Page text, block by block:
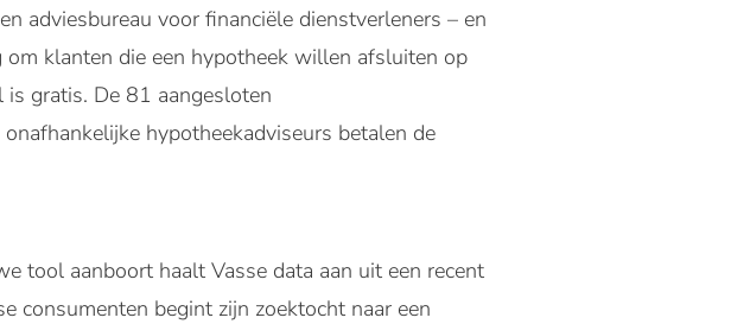
adviesbureau voor financiële dienstverleners – en
klanten die een hypotheek willen afsluiten op
gratis. De 81 aangesloten
hypotheekadviseurs betalen de
tool aanboort haalt Vasse data aan uit een recent
consumenten begint zijn zoektocht naar een